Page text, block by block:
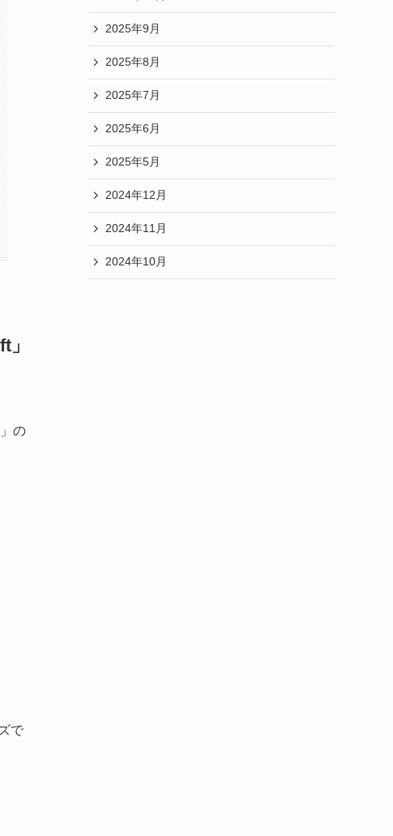
の
で
2025年9月
2025年8月
2025年7月
2025年6月
2025年5月
2024年12月
2024年11月
2024年10月